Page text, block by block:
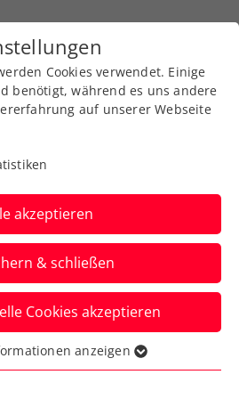
U16 live auf
in
seit 11. August und
Cookies verwendet. Einige
benötigt, während es uns andere
auf unserer Webseite
akzeptieren
& schließen
Cookies akzeptieren
für grundlegende
anzeigen